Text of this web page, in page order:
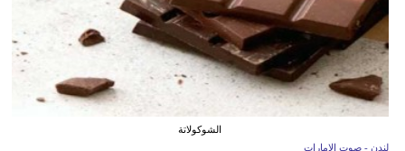
الشوكولاتة
لندن - صوت الإمارات